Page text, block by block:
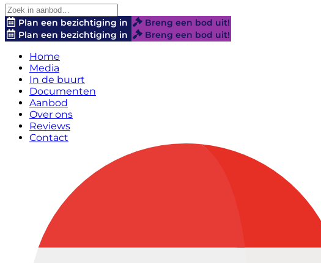
Plan een bezichtiging in
Breng een bod uit!
Plan een bezichtiging in
Breng een bod uit!
Home
Media
In de buurt
Documenten
Aanbod
Over ons
Reviews
Contact